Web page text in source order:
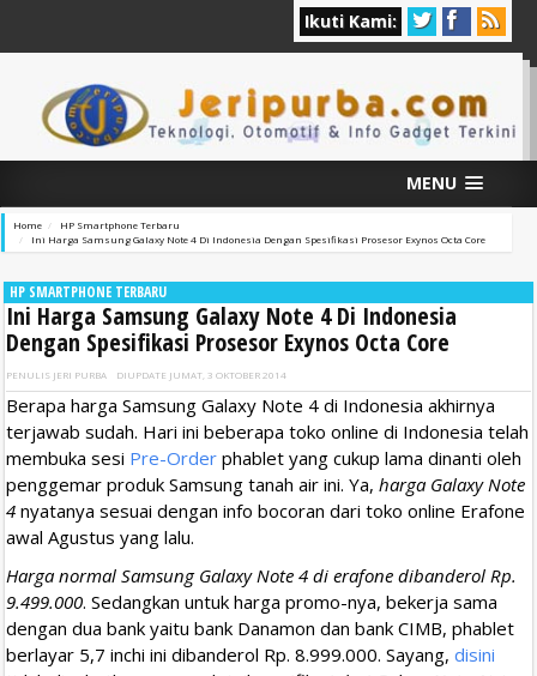
Ikuti Kami:
MENU
Home
HP Smartphone Terbaru
Ini Harga Samsung Galaxy Note 4 Di Indonesia Dengan Spesifikasi Prosesor Exynos Octa Core
HP SMARTPHONE TERBARU
Ini Harga Samsung Galaxy Note 4 Di Indonesia
Dengan Spesifikasi Prosesor Exynos Octa Core
PENULIS JERI PURBA DIUPDATE JUMAT, 3 OKTOBER 2014
Berapa harga Samsung Galaxy Note 4 di Indonesia akhirnya
terjawab sudah. Hari ini beberapa toko online di Indonesia telah
membuka sesi Pre-Order phablet yang cukup lama dinanti oleh
penggemar produk Samsung tanah air ini. Ya, harga Galaxy Note
4 nyatanya sesuai dengan info bocoran dari toko online Erafone
awal Agustus yang lalu.
Harga normal Samsung Galaxy Note 4 di erafone dibanderol Rp.
9.499.000. Sedangkan untuk harga promo-nya, bekerja sama
dengan dua bank yaitu bank Danamon dan bank CIMB, phablet
berlayar 5,7 inchi ini dibanderol Rp. 8.999.000. Sayang, disini